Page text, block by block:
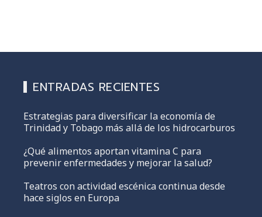
ENTRADAS RECIENTES
Estrategias para diversificar la economía de
Trinidad y Tobago más allá de los hidrocarburos
¿Qué alimentos aportan vitamina C para
prevenir enfermedades y mejorar la salud?
Teatros con actividad escénica continua desde
hace siglos en Europa